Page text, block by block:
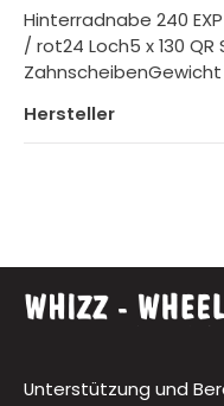
Hinterradnabe 240
/ rot24 Loch5 x 130 QR
ZahnscheibenGewicht
Hersteller
Unterstützung und